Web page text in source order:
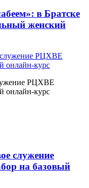
в Братске
женский
РЦХВЕ
онлайн-курс
служение
на базовый